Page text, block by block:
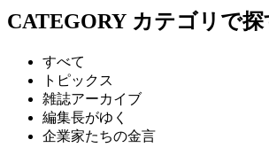
CATEGORY カテゴリで探
すべて
トピックス
雑誌アーカイブ
編集長がゆく
企業家たちの金言